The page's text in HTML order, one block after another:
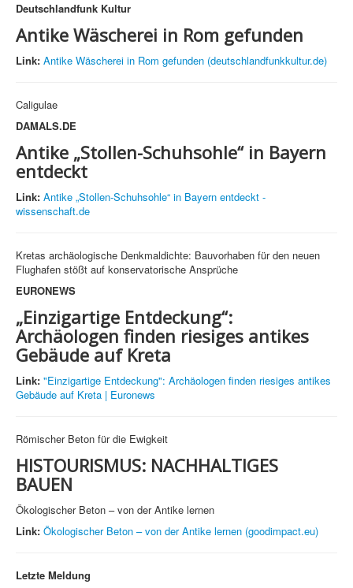
Deutschlandfunk Kultur
Antike Wäscherei in Rom gefunden
Link: Antike Wäscherei in Rom gefunden (deutschlandfunkkultur.de)
Caligulae
DAMALS.DE
Antike „Stollen-Schuhsohle“ in Bayern
entdeckt
Link: Antike „Stollen-Schuhsohle“ in Bayern entdeckt -
wissenschaft.de
Kretas archäologische Denkmaldichte: Bauvorhaben für den neuen
Flughafen stößt auf konservatorische Ansprüche
EURONEWS
„Einzigartige Entdeckung“:
Archäologen finden riesiges antikes
Gebäude auf Kreta
Link: "Einzigartige Entdeckung": Archäologen finden riesiges antikes
Gebäude auf Kreta | Euronews
Römischer Beton für die Ewigkeit
HISTOURISMUS: NACHHALTIGES
BAUEN
Ökologischer Beton – von der Antike lernen
Link: Ökologischer Beton – von der Antike lernen (goodimpact.eu)
Letzte Meldung